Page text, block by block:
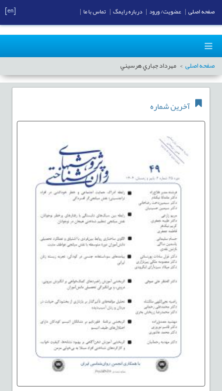
صفحه اصلی مهرداد جباري هرسيني
آخرین شماره
صفحه اصلی عضویت/ ورود درباره رایمگ تماس با ما